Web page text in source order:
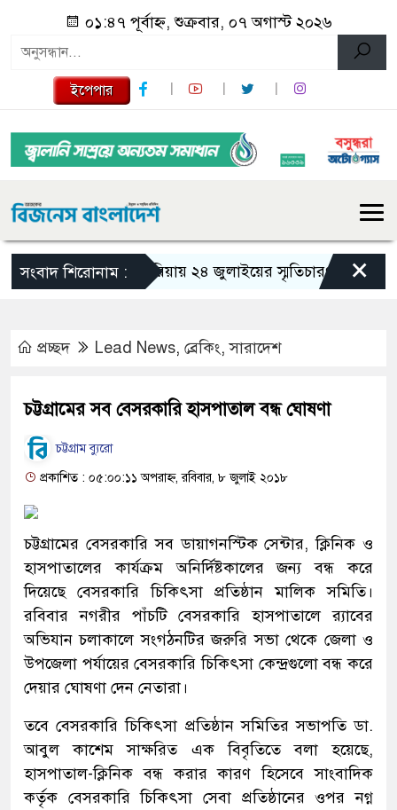
০১:৪৭ পূর্বাহ্ন, শুক্রবার, ০৭ অগাস্ট ২০২৬
ইপেপার
সংবাদ শিরোনাম :গজারিয়ায় ২৪ জুলাইয়ের স্মৃতিচারণ: গুমের×
প্রচ্ছদ Lead News, ব্রেকিং,সারাদেশ
চট্টগ্রামের সব বেসরকারি হাসপাতাল বন্ধ ঘোষণা
চট্টগ্রাম ব্যুরো
প্রকাশিত : ০৫:০০:১১ অপরাহ্ন, রবিবার, ৮ জুলাই ২০১৮
চট্টগ্রামের বেসরকারি সব ডায়াগনস্টিক সেন্টার, ক্লিনিক ও
হাসপাতালের কার্যক্রম অনির্দিষ্টকালের জন্য বন্ধ করে
দিয়েছে বেসরকারি চিকিৎসা প্রতিষ্ঠান মালিক সমিতি।
রবিবার নগরীর পাঁচটি বেসরকারি হাসপাতালে র‍্যাবের
অভিযান চলাকালে সংগঠনটির জরুরি সভা থেকে জেলা ও
উপজেলা পর্যায়ের বেসরকারি চিকিৎসা কেন্দ্রগুলো বন্ধ করে
দেয়ার ঘোষণা দেন নেতারা।
তবে বেসরকারি চিকিৎসা প্রতিষ্ঠান সমিতির সভাপতি ডা.
আবুল কাশেম সাক্ষরিত এক বিবৃতিতে বলা হয়েছে,
হাসপাতাল-ক্লিনিক বন্ধ করার কারণ হিসেবে সাংবাদিক
কর্তৃক বেসরকারি চিকিৎসা সেবা প্রতিষ্ঠানের ওপর নগ্ন